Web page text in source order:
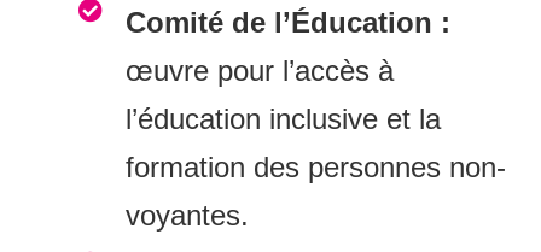
Comité de l’Éducation :
œuvre pour l’accès à
l’éducation inclusive et la
formation des personnes non-
voyantes.